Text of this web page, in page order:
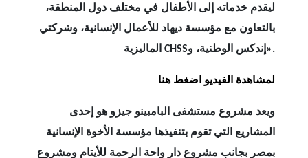
ليقدم خدماته إلى الأطفال في مختلف دول المنطقة،
بالتعاون مع مؤسسة ديهاد للأعمال الإنسانية، وشركتي
إندكس الوطنية، وCHSS الماليزية».
لمشاهدة الفيديو اضغط هنا
ويعد مشروع مستشفى البامبينو جيزو هو إحدى
المشاريع التي تقوم بتنفيذها مؤسسة الأخوة الإنسانية
بمصر بجانب مشروع دار واحة الرحمة للأيتام ومشروع